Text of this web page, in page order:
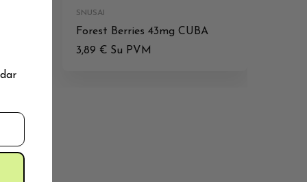
SNUSAI
Forest Berries 43mg CUBA
3,89 € Su PVM